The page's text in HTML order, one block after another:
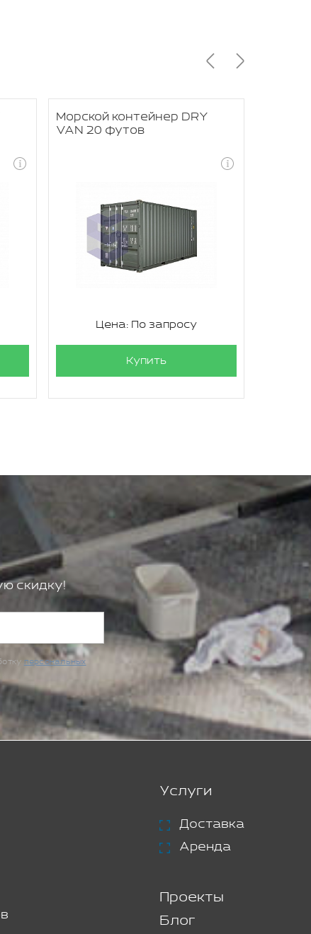
Морской контейнер DRY
VAN 20 футов
Цена: По запросу
Купить
скидку!
персональных
Услуги
Доставка
Аренда
Проекты
Блог